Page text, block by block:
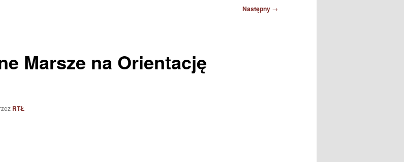
Następny →
Marsze na Orientację
RTŁ